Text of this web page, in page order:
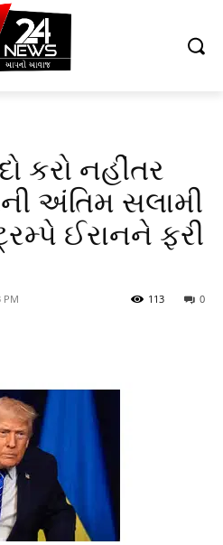
કરો નહીંતર
અંતિમ સલામી
ઈરાનને ફરી
PM 0
113